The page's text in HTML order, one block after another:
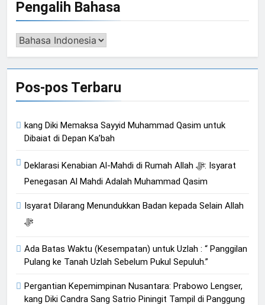
Pengalih Bahasa
Pengalih
Pos-pos Terbaru
kang Diki Memaksa Sayyid Muhammad Qasim untuk
Dibaiat di Depan Ka’bah
Deklarasi Kenabian Al-Mahdi di Rumah Allah ﷻ: Isyarat
Penegasan Al Mahdi Adalah Muhammad Qasim
Isyarat Dilarang Menundukkan Badan kepada Selain Allah
ﷻ
Ada Batas Waktu (Kesempatan) untuk Uzlah : “ Panggilan
Pulang ke Tanah Uzlah Sebelum Pukul Sepuluh.”
Pergantian Kepemimpinan Nusantara: Prabowo Lengser,
kang Diki Candra Sang Satrio Piningit Tampil di Panggung